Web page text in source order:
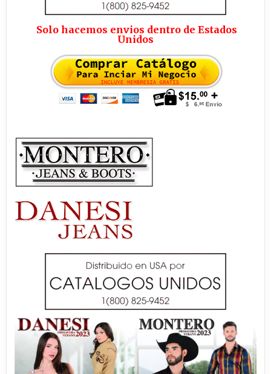
Solo hacemos envios dentro de Estados
Unidos